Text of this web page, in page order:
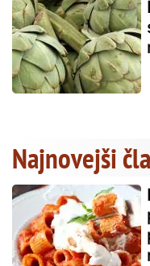
Najnovejši